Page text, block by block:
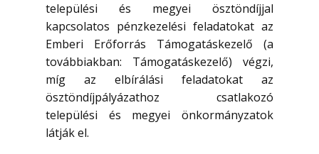
települési és megyei ösztöndíjjal
kapcsolatos pénzkezelési feladatokat az
Emberi Erőforrás Támogatáskezelő (a
továbbiakban: Támogatáskezelő) végzi,
míg az elbírálási feladatokat az
ösztöndíjpályázathoz csatlakozó
települési és megyei önkormányzatok
látják el.